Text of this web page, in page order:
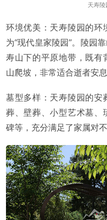
天寿
环境优美：天寿陵园的环
为“现代皇家陵园”。陵园
寿山下的平原地带，既有
山爬坡，非常适合逝者安息
墓型多样：天寿陵园的安
葬、壁葬、小型艺术墓、
碑等，充分满足了家属对